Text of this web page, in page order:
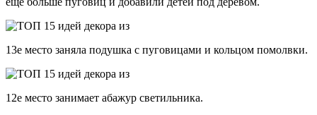
13е место заняла подушка с пуговицами и кольцом помолвки.
12е место занимает абажур светильника.